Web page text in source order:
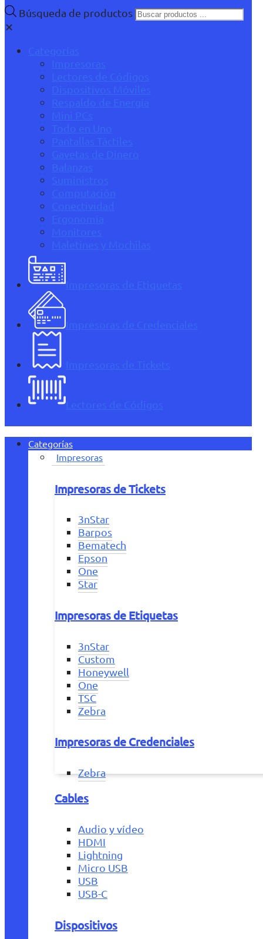
Búsqueda de productos
✕
Categorías
Impresoras
Lectores de Códigos
Dispositivos Móviles
Respaldo de Energía
Mini PCs
Todo en Uno
Pantallas Táctiles
Gavetas de Dinero
Balanzas
Suministros
Computación
Conectividad
Ergonomía
Monitores
Maletines y Mochilas
Impresoras de Etiquetas
Impresoras de Credenciales
Impresoras de Tickets
Lectores de Códigos
Categorías
Impresoras
Impresoras de Tickets
3nStar
Barpos
Bematech
Epson
One
Star
Impresoras de Etiquetas
3nStar
Custom
Honeywell
One
TSC
Zebra
Impresoras de Credenciales
Zebra
Cables
Audio y vídeo
HDMI
Lightning
Micro USB
USB
USB-C
Dispositivos